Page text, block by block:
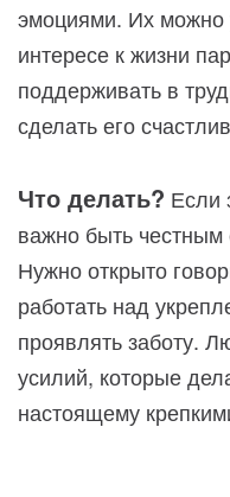
эмоциями. Их можно
интересе к жизни
поддерживать в
сделать его
Что делать? Если
важно быть честным
Нужно открыто
работать над
проявлять заботу.
усилий, которые
настоящему